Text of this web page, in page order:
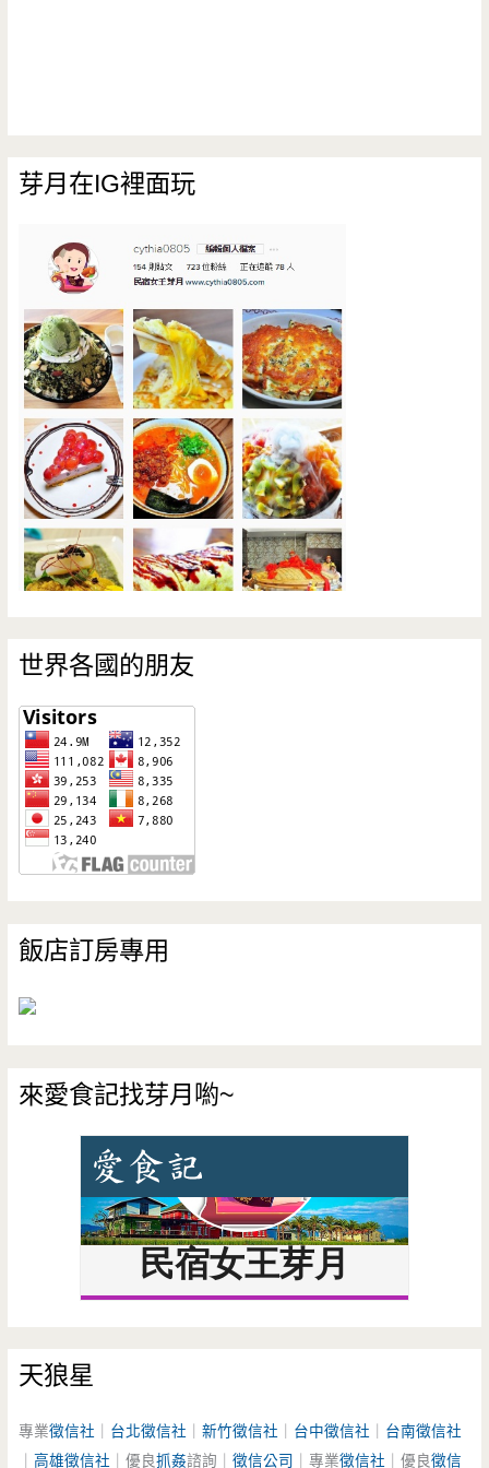
芽月在IG裡面玩
世界各國的朋友
飯店訂房專用
來愛食記找芽月喲~
天狼星
專業徵信社 台北徵信社 ｜新竹徵信社 台中徵信社
台南徵信社
｜高雄徵信社 ｜優良抓姦諮詢｜徵信公司 ｜專業徵信社 ｜優良徵信